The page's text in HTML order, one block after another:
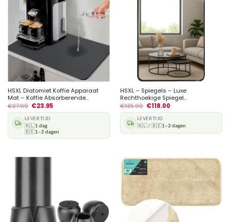
HSXL Diatomiet Koffie Apparaat
Mat – Koffie Absorberende...
€27.99 €23.95
LEVERTIJD
🇳🇱1 dag
🇧🇪1–2 dagen
HSXL – Spiegels – Luxe
Rechthoekige Spiegel...
€135.99 €118.00
LEVERTIJD
🇳🇱 / 🇧🇪1–2 dagen